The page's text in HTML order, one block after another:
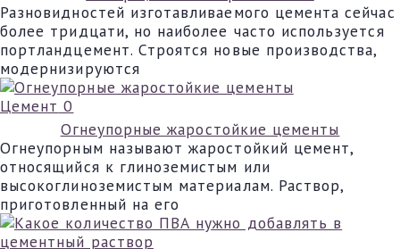
Разновидностей изготавливаемого цемента сейчас
более тридцати, но наиболее часто используется
портландцемент. Строятся новые производства,
модернизируются
Цемент 0
Огнеупорные жаростойкие цементы
Огнеупорным называют жаростойкий цемент,
относящийся к глиноземистым или
высокоглиноземистым материалам. Раствор,
приготовленный на его